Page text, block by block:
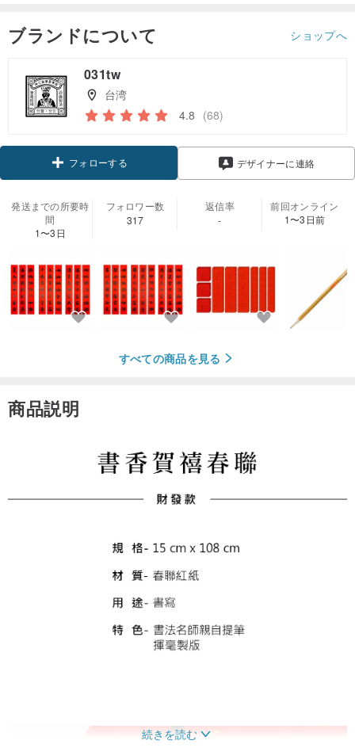
ブランドについて ショップへ
031tw
台湾
4.8 (68)
フォローする デザイナーに連絡
発送までの所要時
間
1〜3日
フォロワー数
317
返信率
-
前回オンライン
1〜3日前
すべての商品を見る
商品説明
続きを読む